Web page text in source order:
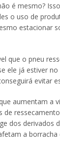
é mesmo?
o uso de
estacionar
que o pneu
ele já estiver
evitar
aumentam a
de
dos derivados
a borracha